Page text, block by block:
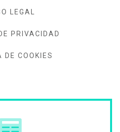
LEGAL
PRIVACIDAD
DE COOKIES